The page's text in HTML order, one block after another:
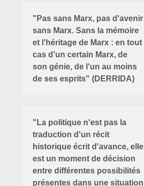
"Pas sans Marx, pas d'avenir
sans Marx. Sans la mémoire
et l'héritage de Marx : en tout
cas d'un certain Marx, de
son génie, de l'un au moins
de ses esprits" (DERRIDA)
"La politique n'est pas la
traduction d'un récit
historique écrit d'avance, elle
est un moment de décision
entre différentes possibilités
présentes dans une situation